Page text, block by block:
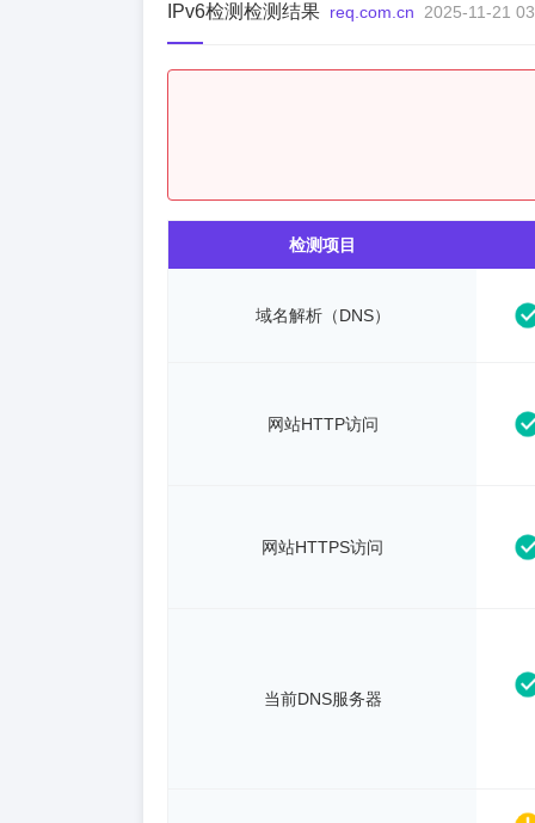
IPv6检测检测结果 req.com.cn 2025-11-21
检测项目
域名解析（DNS）
网站HTTP访问
网站HTTPS访问
当前DNS服务器